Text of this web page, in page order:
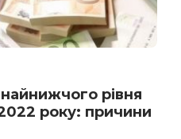
рівня
року: причини